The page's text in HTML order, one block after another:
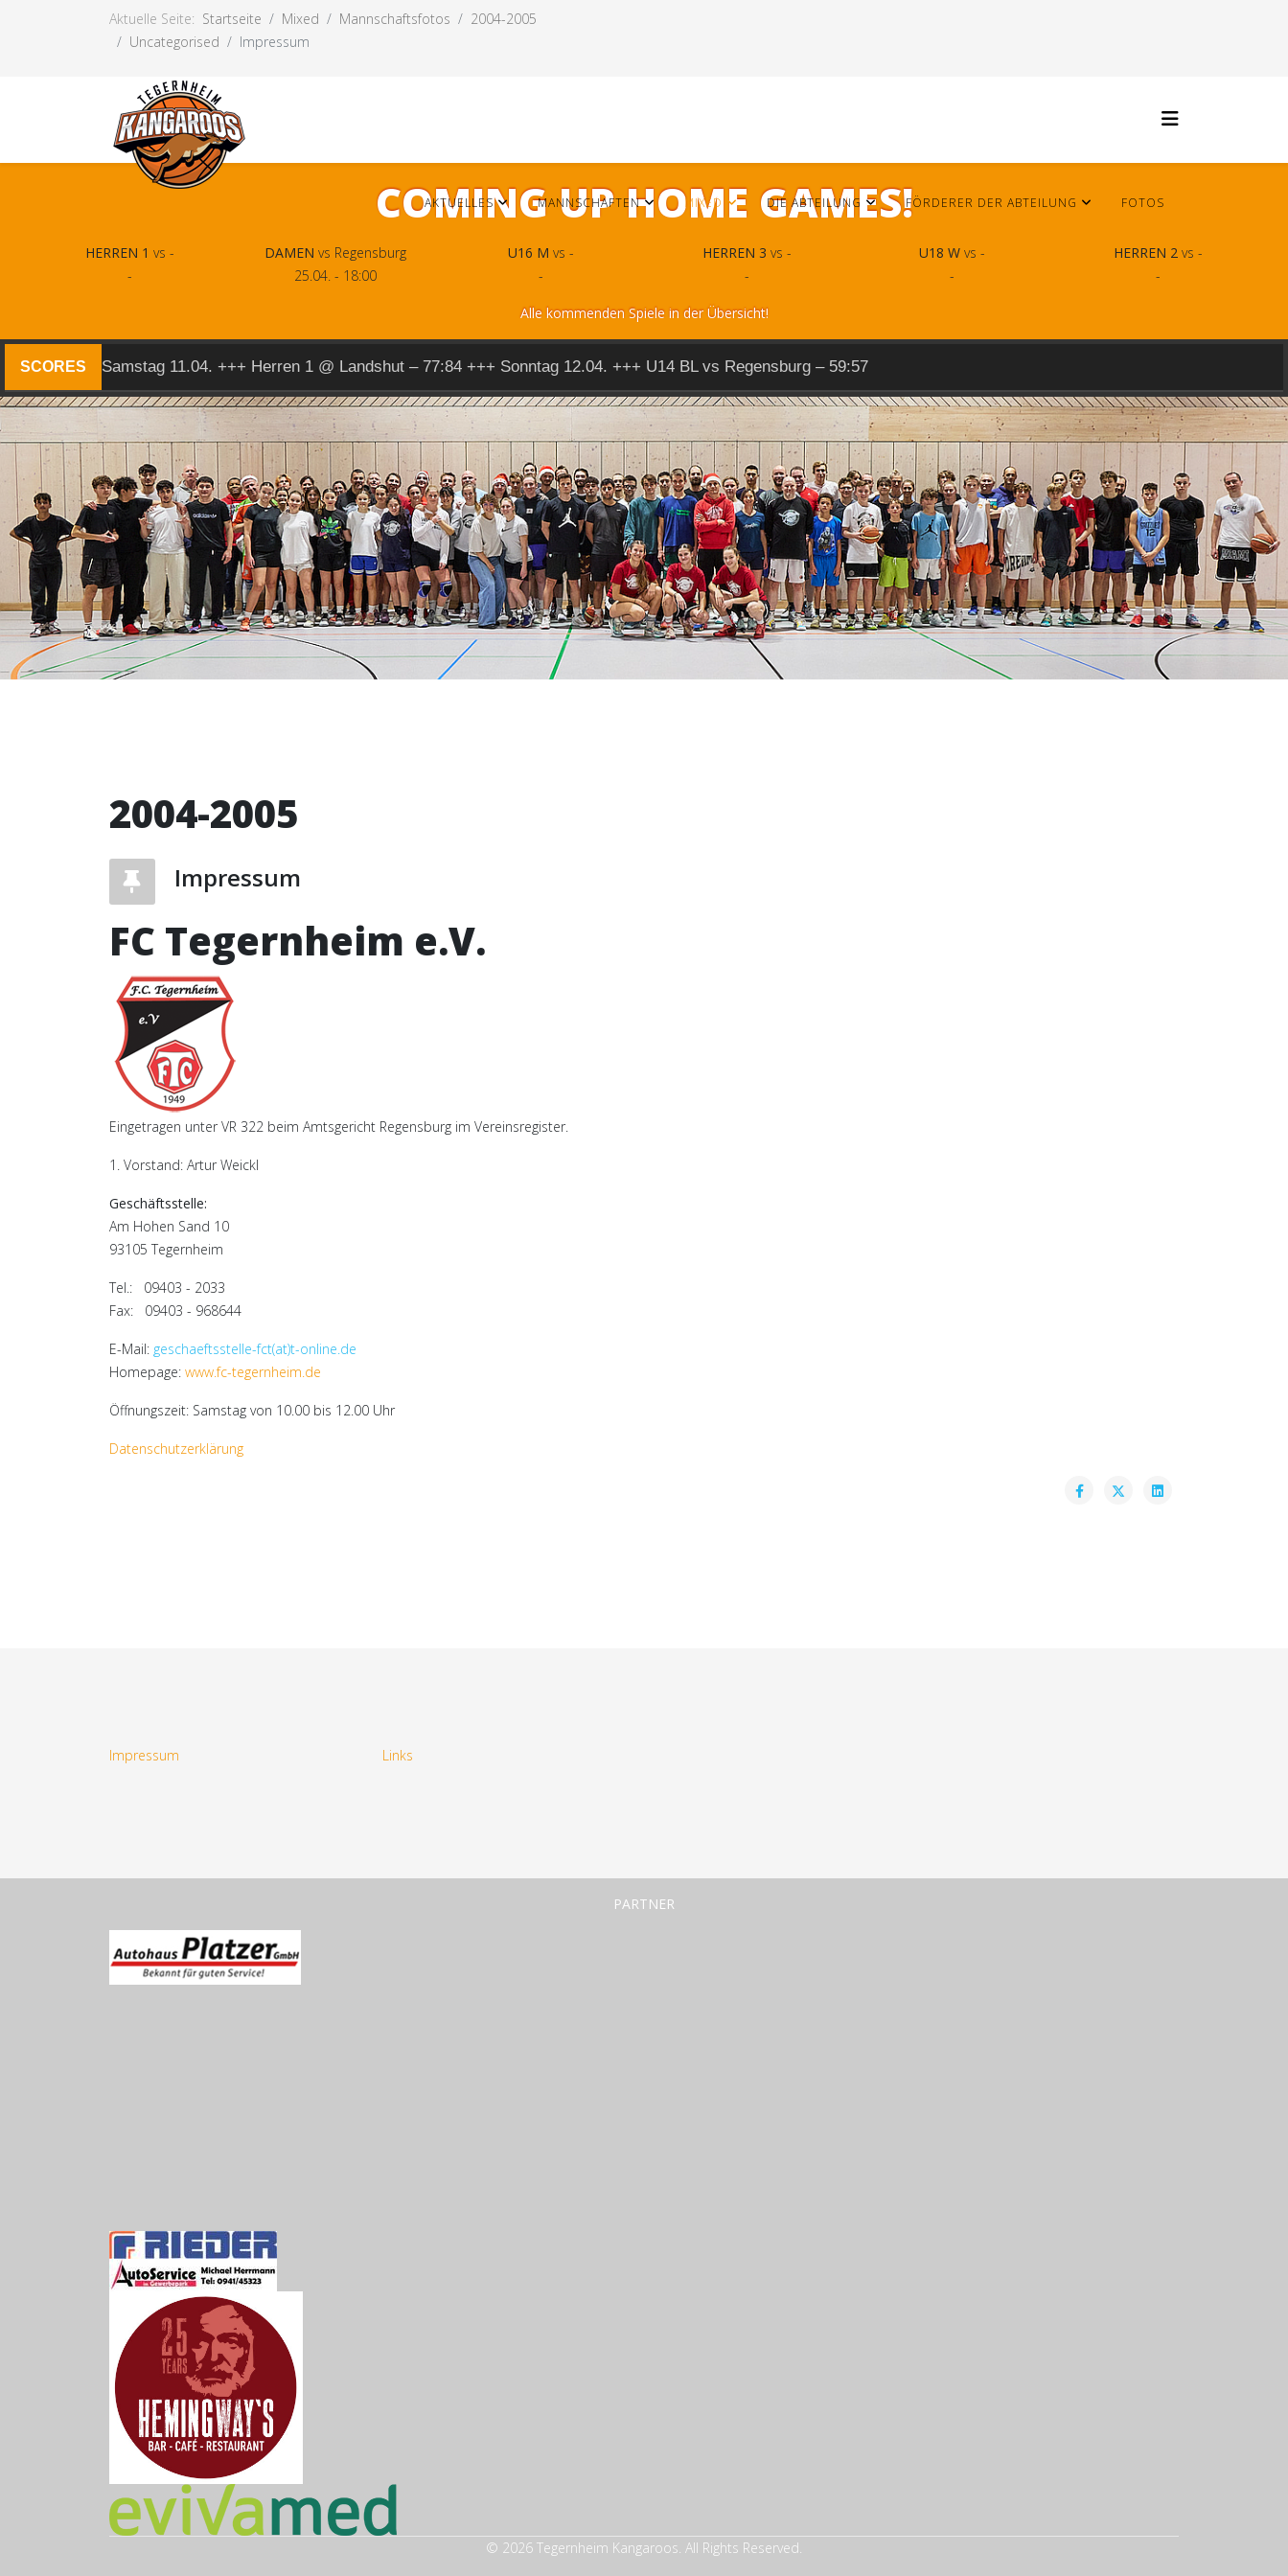
Aktuelle Seite: Startseite Mixed Mannschaftsfotos
2004-2005
Uncategorised
Impressum
AKTUELLES MANNSCHAFTEN MIXED DIE ABTEILUNG FÖRDERER DER ABTEILUNG FOTOS
COMING UP HOME GAMES!
HERREN 1 vs -
-
DAMEN vs Regensburg
25.04. - 18:00
U16 M vs -
-
HERREN 3 vs -
-
U18 W vs -
-
HERREN 2 vs -
-
Alle kommenden Spiele in der Übersicht!
SCORES Samstag 11.04. +++ Herren 1 @ Landshut – 77:84 +++ Sonntag 12.04. +++ U14 BL vs Regensburg – 59:57
2004-2005
Impressum
FC Tegernheim e.V.
Eingetragen unter VR 322 beim Amtsgericht Regensburg im Vereinsregister.
1. Vorstand: Artur Weickl
Geschäftsstelle:
Am Hohen Sand 10
93105 Tegernheim
Tel.: 09403 - 2033
Fax: 09403 - 968644
E-Mail: geschaeftsstelle-fct(at)t-online.de
Homepage: www.fc-tegernheim.de
Öffnungszeit: Samstag von 10.00 bis 12.00 Uhr
Datenschutzerklärung
Impressum Links
PARTNER
© 2026 Tegernheim Kangaroos. All Rights Reserved.